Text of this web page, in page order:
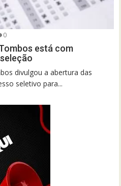
0
está com
divulgou a abertura das
seletivo para...